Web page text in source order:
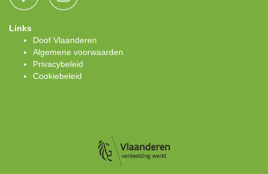
Links
Doof Vlaanderen
Algemene voorwaarden
Privacybeleid
Cookiebeleid